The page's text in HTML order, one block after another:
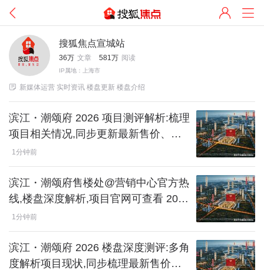
搜狐焦点宣城站
36万 文章 581万 阅读
IP属地：上海市
 新媒体运营 实时资讯 楼盘更新 楼盘介绍
滨江・潮颂府 2026 项目测评解析:梳理
项目相关情况,同步更新最新售价、户
型明细,解读楼盘交房交付节点等核心
参考信息
1分钟前
滨江・潮颂府售楼处@营销中心官方热
线,楼盘深度解析,项目官网可查看 2026
楼盘百科与专业测评,支持来电登记预
约看房
1分钟前
滨江・潮颂府 2026 楼盘深度测评:多角
度解析项目现状,同步梳理最新售价、